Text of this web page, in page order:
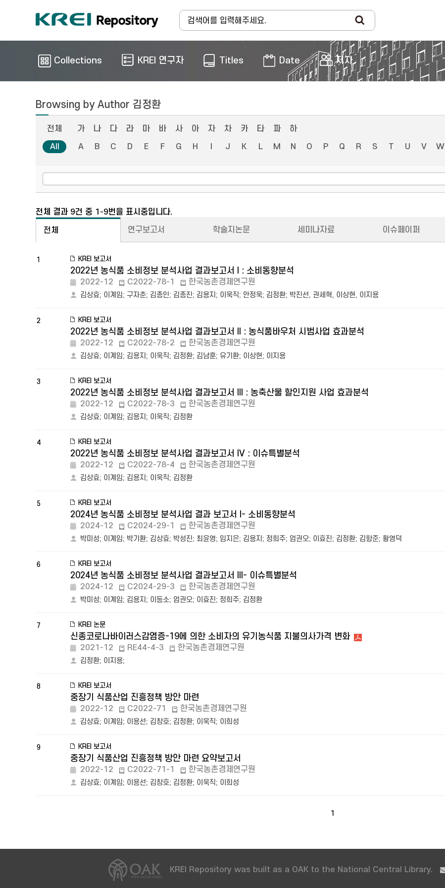
Collections KREI 연구자 Titles Date 저자
Browsing by Author 김정환
전체 가 나 다 라 마 바 사 아 자 차 카 타 파
하
All
A B C D E F G H J K L M N O P Q R S T U V W
전체 결과 9건 중 1-9번을 표시중입니다.
전체 연구보고서 학술지논문 세미나자료 이슈페이퍼
1 KREI 보고서
2022년 농식품 소비정보 분석사업 결과보고서 I : 소비동향분석
2022-12 C2022-78-1 한국농촌경제연구원
김상효; 이계임; 구자춘; 김종인; 김종진; 김용지 ; 이욱직; 안정욱; 김정환; 박진선, 권세혁, 이상현, 이지용
2 KREI 보고서
2022년 농식품 소비정보 분석사업 결과보고서 II : 농식품바우처 시범사업 효과분석
2022-12 C2022-78-2 한국농촌경제연구원
김상효; 이계임; 김용지 ; 이욱직; 김정환; 김남훈; 유기환; 이상현; 이지용
3 KREI 보고서
2022년 농식품 소비정보 분석사업 결과보고서 III : 농축산물 할인지원 사업 효과분석
2022-12 C2022-78-3 한국농촌경제연구원
김상효; 이계임; 김용지 ; 이욱직; 김정환
4 KREI 보고서
2022년 농식품 소비정보 분석사업 결과보고서 IV : 이슈특별분석
2022-12 C2022-78-4 한국농촌경제연구원
김상효; 이계임; 김용지 ; 이욱직; 김정환
5 KREI 보고서
2024년 농식품 소비정보 분석사업 결과 보고서 I- 소비동향분석
2024-12 C2024-29-1 한국농촌경제연구원
박미성; 이계임; 박기환; 김상효; 박성진; 최윤영; 임지은; 김용지 ; 정희주; 엄권오; 이효진; 김정환; 김항준; 황영덕
6 KREI 보고서
2024년 농식품 소비정보 분석사업 결과보고서 III- 이슈특별분석
2024-12 C2024-29-3 한국농촌경제연구원
박미성; 이계임; 김용지 ; 이동소; 엄권오; 이효진; 정희주; 김정환
7 KREI 논문
신종코로나바이러스감염증-19에 의한 소비자의 유기농식품 지불의사가격 변화
2021-12 RE44-4-3 한국농촌경제연구원
김정환; 이지용;
8 KREI 보고서
중장기 식품산업 진흥정책 방안 마련
2022-12 C2022-71 한국농촌경제연구원
김상효; 이계임; 이용선; 김창호; 김정환; 이욱직; 이희성
9 KREI 보고서
중장기 식품산업 진흥정책 방안 마련 요약보고서
2022-12 C2022-71-1 한국농촌경제연구원
김상효; 이계임; 이용선; 김창호; 김정환; 이욱직; 이희성
1
KREI Repository was built as a OAK to the National Central Library.